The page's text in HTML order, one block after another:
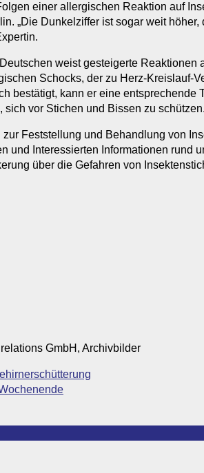
einer allergischen Reaktion auf
„Die Dunkelziffer ist sogar weit
weist gesteigerte
Schocks, der zu Herz-Kreislauf-
bestätigt, kann er eine
vor Stichen und Bissen zu
Feststellung und Behandlung von
und Interessierten Informationen rund
über die Gefahren von
GmbH, Archivbilder